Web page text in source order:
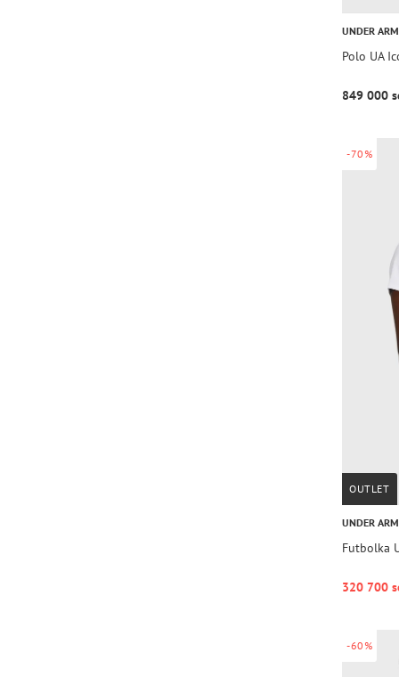
UNDER
Polo UA
849 000
-70%
OUTLET
UNDER
Futbolka
320 700
-60%